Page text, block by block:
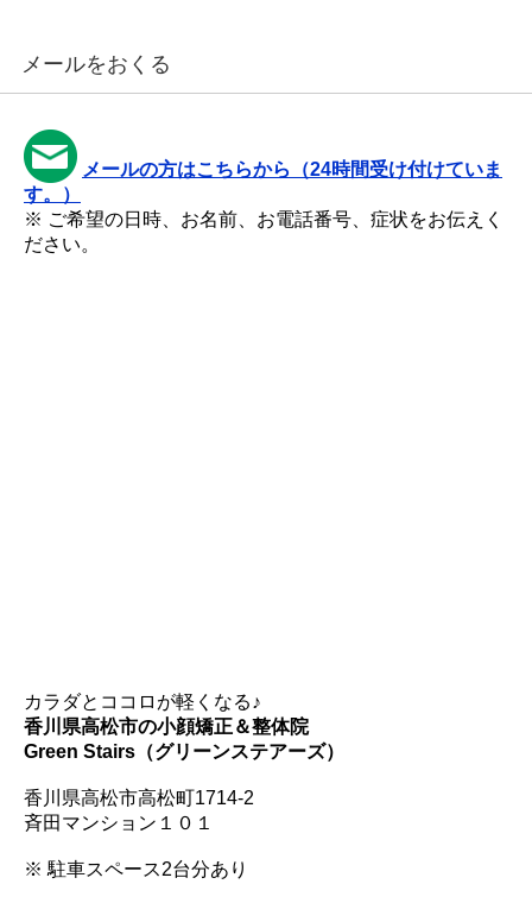
メールをおくる
メールの方はこちらから（24時間受け付けていま
す。）
※ ご希望の日時、お名前、お電話番号、症状をお伝えく
ださい。
カラダとココロが軽くなる♪
香川県高松市の小顔矯正＆整体院
Green Stairs（グリーンステアーズ）
香川県高松市高松町1714-2
斉田マンション１０１
※ 駐車スペース2台分あり